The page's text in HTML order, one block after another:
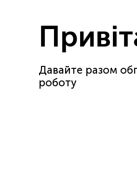
Давайте разом
роботу